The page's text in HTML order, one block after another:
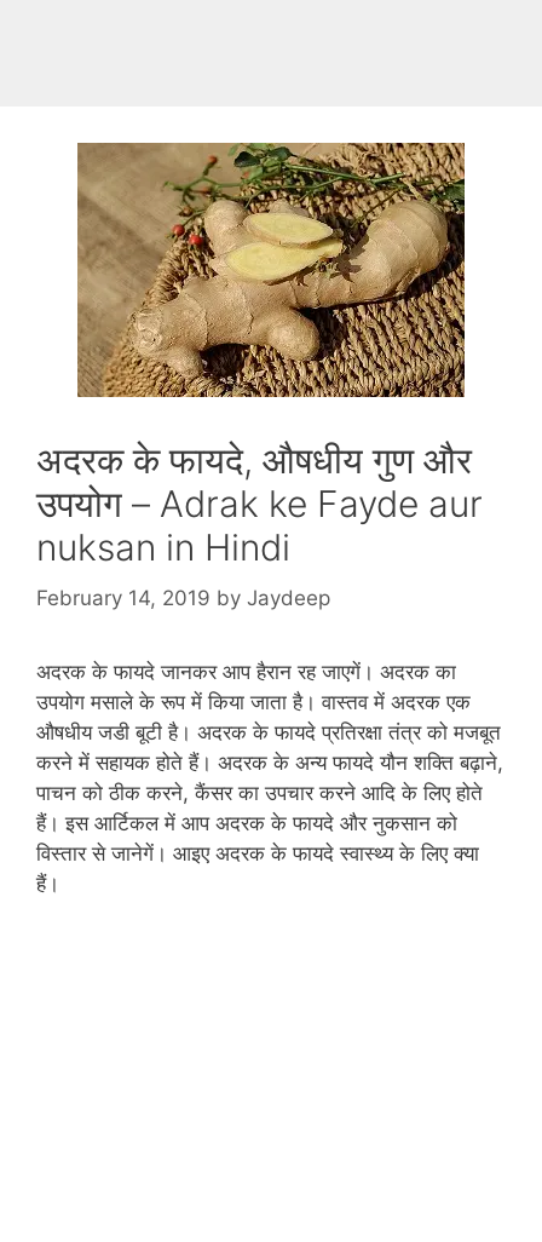
अदरक के फायदे, औषधीय गुण और
उपयोग – Adrak ke Fayde aur
nuksan in Hindi
February 14, 2019 by Jaydeep
अदरक के फायदे जानकर आप हैरान रह जाएगें। अदरक का
उपयोग मसाले के रूप में किया जाता है। वास्‍तव में अदरक एक
औषधीय जडी बूटी है। अदरक के फायदे प्रतिरक्षा तंत्र को मजबूत
करने में सहायक होते हैं। अदरक के अन्‍य फायदे यौन शक्ति बढ़ाने,
पाचन को ठीक करने, कैंसर का उपचार करने आदि के लिए होते
हैं। इस आर्टिकल में आप अदरक के फायदे और नुकसान को
विस्‍तार से जानेगें। आइए अदरक के फायदे स्‍वास्‍थ्‍य के लिए क्‍या
हैं।